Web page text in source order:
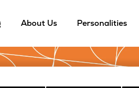
About Us Personalities